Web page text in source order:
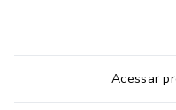
Acessar